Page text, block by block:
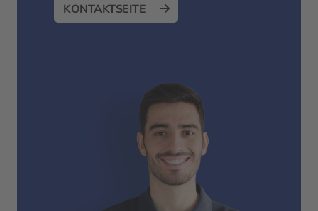
KONTAKTSEITE